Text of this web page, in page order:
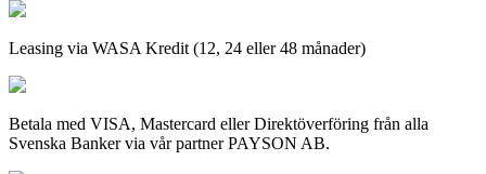
Leasing via WASA Kredit (12, 24 eller 48 månader)
Betala med VISA, Mastercard eller Direktöverföring från alla
Svenska Banker via vår partner PAYSON AB.